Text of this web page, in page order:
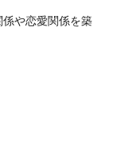
や恋愛関係を築